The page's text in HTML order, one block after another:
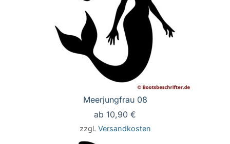
Meerjungfrau 08
ab 10,90 €
zzgl. Versandkosten